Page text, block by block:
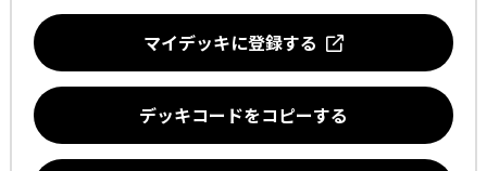
マイデッキに登録する
デッキコードをコピーする